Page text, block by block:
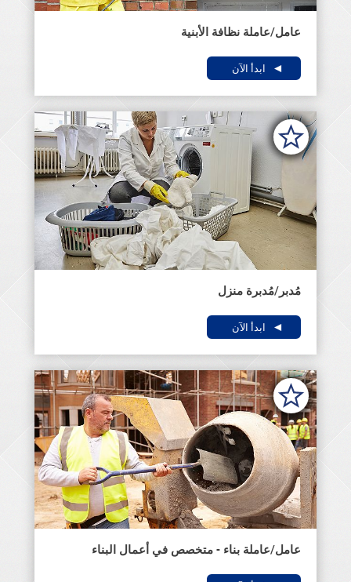
عامل/عاملة نظافة الأبنية
ابدأ الآن
مُدبر/مُدبرة منزل
ابدأ الآن
عامل/عاملة بناء - متخصص في أعمال البناء